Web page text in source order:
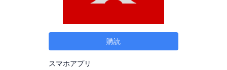
購読
スマホアプリ